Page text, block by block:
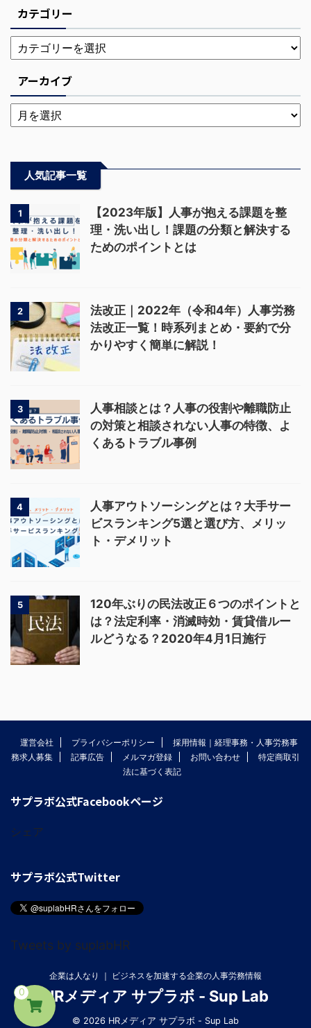
カテゴリー
アーカイブ
人気記事一覧
1
【2023年版】人事が抱える課題を整
理・洗い出し！課題の分類と解決する
ためのポイントとは
2
法改正｜2022年（令和4年）人事労務
法改正一覧！時系列まとめ・要約で分
かりやすく簡単に解説！
3
人事相談とは？人事の役割や離職防止
の対策と相談されない人事の特徴、よ
くあるトラブル事例
4
人事アウトソーシングとは？大手サー
ビスランキング5選と選び方、メリッ
ト・デメリット
5
120年ぶりの民法改正６つのポイントと
は？法定利率・消滅時効・賃貸借ルー
ルどうなる？2020年4月1日施行
運営会社 プライバシーポリシー
採用情報｜経理事務・人事労務事
務求人募集
記事広告 メルマガ登録 お問い合わせ
特定商取引
法に基づく表記
サプラボ公式Facebookページ
シェア
サプラボ公式Twitter
Tweets by suplabHR
企業は人なり ｜ ビジネスを加速する企業の人事労務情報
HRメディア サプラボ - Sup Lab
© 2026 HRメディア サプラボ - Sup Lab
0